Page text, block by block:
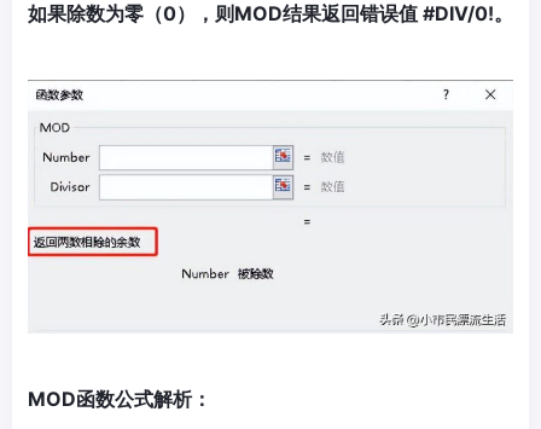
如果除数为零（0），则MOD结果返回错误值 #DIV/0!。
MOD函数公式解析：